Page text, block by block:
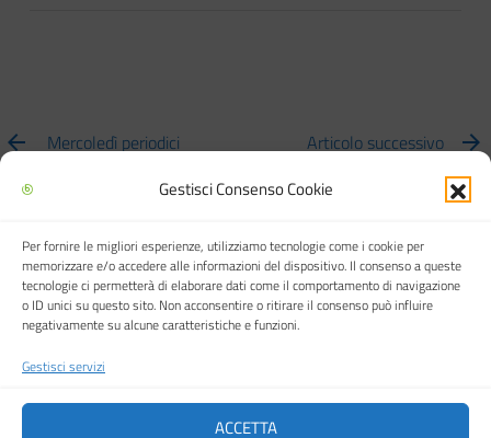
Gestisci Consenso Cookie
Per fornire le migliori esperienze, utilizziamo tecnologie come i cookie per
memorizzare e/o accedere alle informazioni del dispositivo. Il consenso a queste
tecnologie ci permetterà di elaborare dati come il comportamento di navigazione
o ID unici su questo sito. Non acconsentire o ritirare il consenso può influire
negativamente su alcune caratteristiche e funzioni.
Gestisci servizi
ACCETTA
Mercoledì periodici Articolo successivo
Biblioteca multimediale "Arturo Loria"
Città di Carpi